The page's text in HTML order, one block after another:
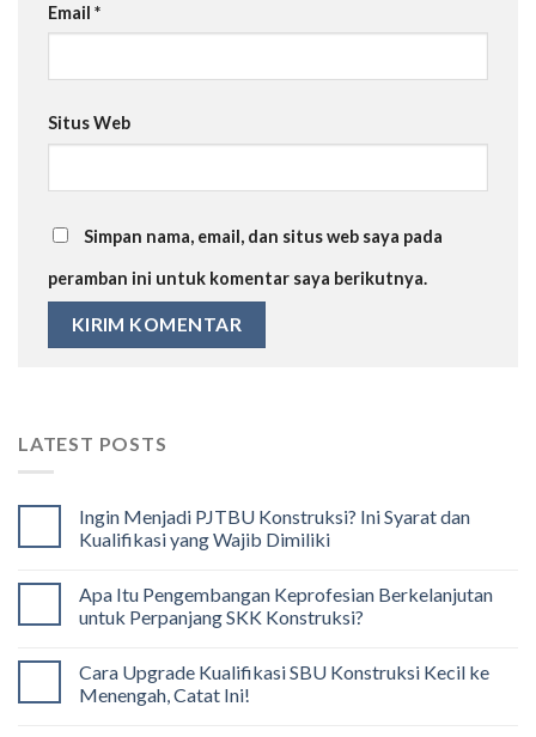
Email *
Situs Web
Simpan nama, email, dan situs web saya pada
peramban ini untuk komentar saya berikutnya.
LATEST POSTS
Ingin Menjadi PJTBU Konstruksi? Ini Syarat dan
Kualifikasi yang Wajib Dimiliki
Apa Itu Pengembangan Keprofesian Berkelanjutan
untuk Perpanjang SKK Konstruksi?
Cara Upgrade Kualifikasi SBU Konstruksi Kecil ke
Menengah, Catat Ini!